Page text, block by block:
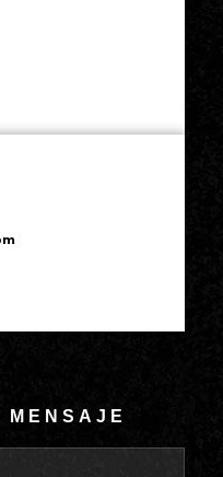
MENSAJE